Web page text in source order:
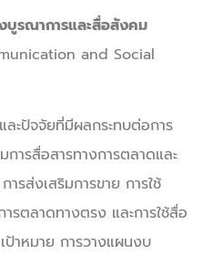
บูรณาการและสื่อสังคม
and Social
ะปัจจัยที่มีผลกระทบต่อการ
ารสื่อสารทางการตลาดและ
รส่งเสริมการขาย การใช้
รตลาดทางตรง และการใช้สื่อ
าหมาย การวางแผนงบ